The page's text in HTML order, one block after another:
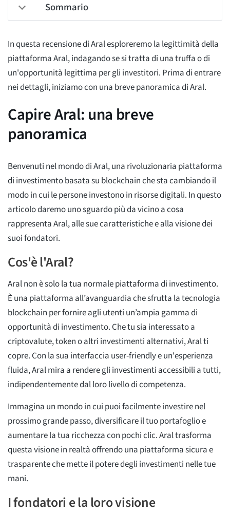
Sommario
In questa recensione di Aral esploreremo la legittimità della
piattaforma Aral, indagando se si tratta di una truffa o di
un'opportunità legittima per gli investitori. Prima di entrare
nei dettagli, iniziamo con una breve panoramica di Aral.
Capire Aral: una breve
panoramica
Benvenuti nel mondo di Aral, una rivoluzionaria piattaforma
di investimento basata su blockchain che sta cambiando il
modo in cui le persone investono in risorse digitali. In questo
articolo daremo uno sguardo più da vicino a cosa
rappresenta Aral, alle sue caratteristiche e alla visione dei
suoi fondatori.
Cos'è l'Aral?
Aral non è solo la tua normale piattaforma di investimento.
È una piattaforma all’avanguardia che sfrutta la tecnologia
blockchain per fornire agli utenti un’ampia gamma di
opportunità di investimento. Che tu sia interessato a
criptovalute, token o altri investimenti alternativi, Aral ti
copre. Con la sua interfaccia user-friendly e un'esperienza
fluida, Aral mira a rendere gli investimenti accessibili a tutti,
indipendentemente dal loro livello di competenza.
Immagina un mondo in cui puoi facilmente investire nel
prossimo grande passo, diversificare il tuo portafoglio e
aumentare la tua ricchezza con pochi clic. Aral trasforma
questa visione in realtà offrendo una piattaforma sicura e
trasparente che mette il potere degli investimenti nelle tue
mani.
I fondatori e la loro visione